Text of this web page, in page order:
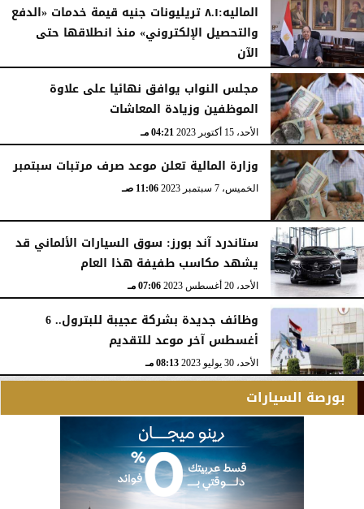
الماليه:٨.١ تريليونات جنيه قيمة خدمات «الدفع
والتحصيل الإلكتروني» منذ انطلاقها حتى
الآن
الإثنين، 1 يناير 2024 12:49 مـ
مجلس النواب يوافق نهائيا على علاوة
الموظفين وزيادة المعاشات
الأحد، 15 أكتوبر 2023 04:21 مـ
وزارة المالية تعلن موعد صرف مرتبات سبتمبر
الخميس، 7 سبتمبر 2023 11:06 صـ
ستاندرد آند بورز: سوق السيارات الألماني قد
يشهد مكاسب طفيفة هذا العام
الأحد، 20 أغسطس 2023 07:06 مـ
وظائف جديدة بشركة عجيبة للبترول.. 6
أغسطس آخر موعد للتقديم
الأحد، 30 يوليو 2023 08:13 مـ
بورصة السيارات